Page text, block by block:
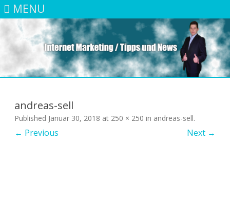
MENU
andreas-sell
Published Januar 30, 2018 at 250 × 250 in andreas-sell.
← Previous Next →